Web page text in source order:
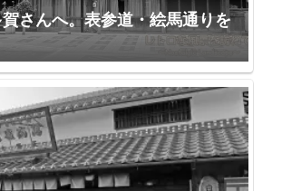
さんへ。表参道・絵馬通りを